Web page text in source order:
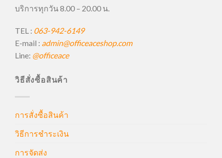
บริการทุกวัน 8.00 – 20.00 น.
TEL : 063-942-6149
E-mail : admin@officeaceshop.com
Line: @officeace
วิธีสั่งซื้อสินค้า
การสั่งซื้อสินค้า
วิธีการชำระเงิน
การจัดส่ง